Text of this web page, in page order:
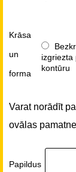
Krāsa
un
forma
izgriezta
kontūru
Varat norādīt
ovālas
Papildus